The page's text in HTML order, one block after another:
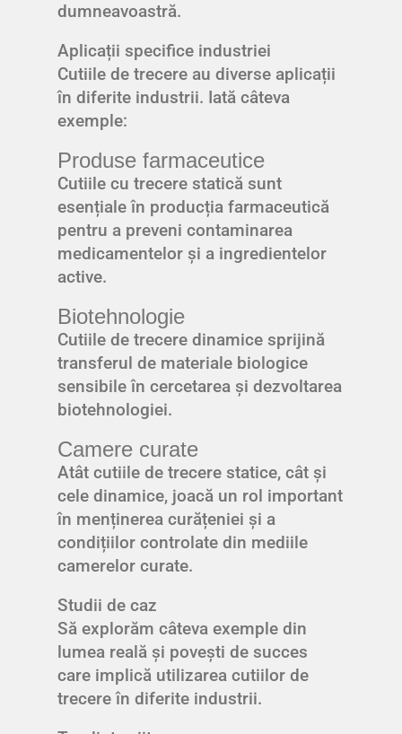
dumneavoastră.
Aplicații specifice industriei
Cutiile de trecere au diverse aplicații
în diferite industrii. Iată câteva
exemple:
Produse farmaceutice
Cutiile cu trecere statică sunt
esențiale în producția farmaceutică
pentru a preveni contaminarea
medicamentelor și a ingredientelor
active.
Biotehnologie
Cutiile de trecere dinamice sprijină
transferul de materiale biologice
sensibile în cercetarea și dezvoltarea
biotehnologiei.
Camere curate
Atât cutiile de trecere statice, cât și
cele dinamice, joacă un rol important
în menținerea curățeniei și a
condițiilor controlate din mediile
camerelor curate.
Studii de caz
Să explorăm câteva exemple din
lumea reală și povești de succes
care implică utilizarea cutiilor de
trecere în diferite industrii.